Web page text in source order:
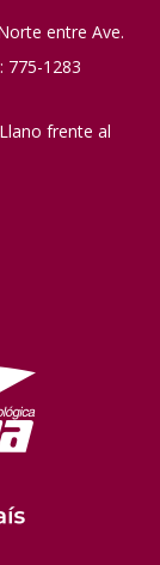
entre Ave.
775-1283
frente al